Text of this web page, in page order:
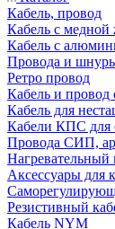
Кабель, провод
Кабель с
Кабель с
Провода и
Ретро провод
Кабель и провод
Кабель для
Кабели КПС для
Провода СИП,
Нагревательный
Аксессуары для
Резистивный
Кабель NYM